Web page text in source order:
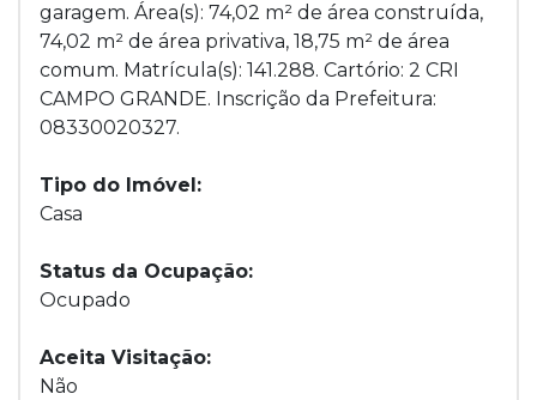
garagem. Área(s): 74,02 m² de área construída,
74,02 m² de área privativa, 18,75 m² de área
comum. Matrícula(s): 141.288. Cartório: 2 CRI
CAMPO GRANDE. Inscrição da Prefeitura:
08330020327.
Tipo do Imóvel:
Casa
Status da Ocupação:
Ocupado
Aceita Visitação:
Não